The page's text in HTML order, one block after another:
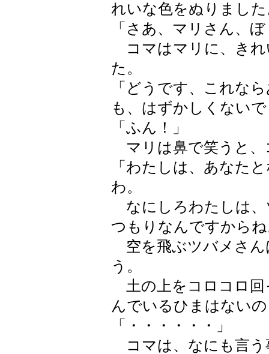
れいな色をぬりまし
「さあ、マリさん、
コマはマリに、きれ
た。
「どうです、これな
も、はずかしくない
「ふん！」
マリは鼻で笑うと、
「わたしは、あなた
わ。
なにしろわたしは、
つもりなんですから
空を飛ぶツバメさん
う。
土の上をコロコロ回
んでいるひまはない
「・・・・・・」
コマは、なにも言う